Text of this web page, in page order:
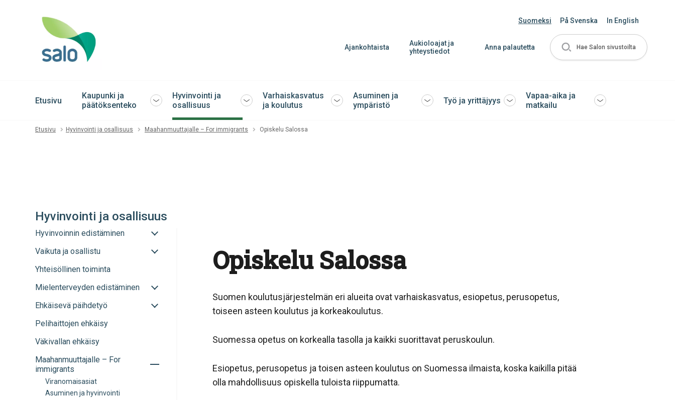
Suomeksi På Svenska In English
Ajankohtaista
Aukioloajat ja
yhteystiedot
Anna palautetta Hae Salon sivustoilta
Etusivu
Kaupunki ja
päätöksenteko
Avaa
sulje
Hyvinvointi ja
osallisuus
Avaa
sulje
Varhaiskasvatus
ja koulutus
Avaa
Asuminen ja
ympäristö
Avaa
Työ ja yrittäjyys Avaa
Vapaa-aika ja
matkailu
Avaa
Etusivu Hyvinvointi ja osallisuus Maahanmuuttajalle – For immigrants Opiskelu Salossa
Hyvinvointi ja osallisuus
Hyvinvoinnin edistäminen
Avaa
sulje
Vaikuta ja osallistu
Avaa
Yhteisöllinen toiminta
Mielenterveyden edistäminen
Avaa
sulje
Ehkäisevä päihdetyö
Avaa
Pelihaittojen ehkäisy
Väkivallan ehkäisy
Maahanmuuttajalle – For
immigrants
Viranomaisasiat
Asuminen ja hyvinvointi
Opiskelu Salossa
Suomen koulutusjärjestelmän eri alueita ovat varhaiskasvatus, esiopetus, perusopetus,
toiseen asteen koulutus ja korkeakoulutus.
Suomessa opetus on korkealla tasolla ja kaikki suorittavat peruskoulun.
Esiopetus, perusopetus ja toisen asteen koulutus on Suomessa ilmaista, koska kaikilla pitää
olla mahdollisuus opiskella tuloista riippumatta.